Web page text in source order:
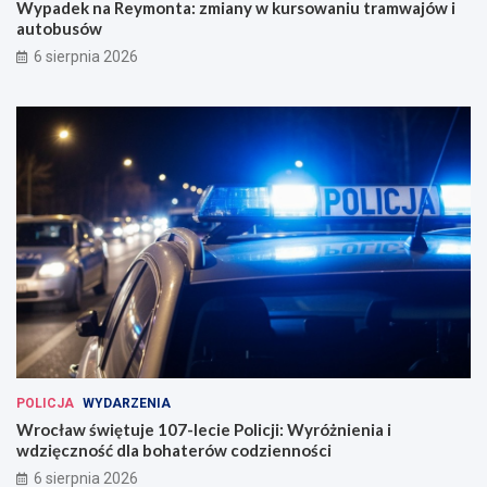
n
a
u
w
a
w
e
W
r
o
c
ł
w
i
u
w
i
a
u
w
Wypadek na Reymonta: zmiany w kursowaniu tramwajów i
autobusów
6 sierpnia 2026
POLICJA WYDARZENIA
Wrocław świętuje 107-lecie Policji: Wyróżnienia i
wdzięczność dla bohaterów codzienności
6 sierpnia 2026